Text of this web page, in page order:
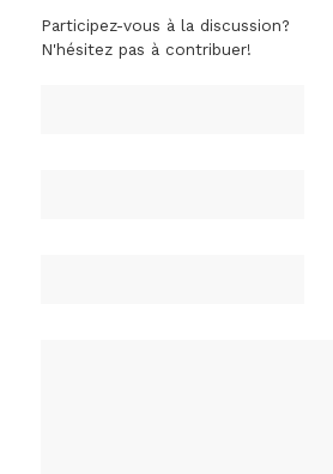
Participez-vous à la discussion?
N'hésitez pas à contribuer!